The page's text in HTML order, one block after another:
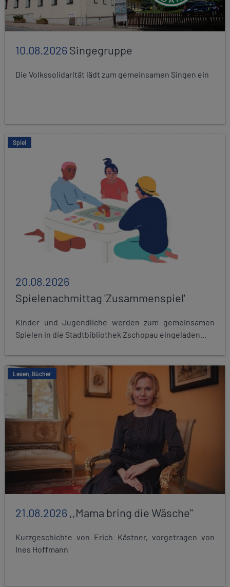
10.08.2026Singegruppe
Die Volkssolidarität lädt zum gemeinsamen Singen ein
Spiel
20.08.2026
Spielenachmittag 'Zusammenspiel'
Kinder und Jugendliche werden zum gemeinsamen
Spielen in die Stadtbibliothek Zschopau eingeladen...
Lesen, Bücher
21.08.2026 ,,Mama bring die Wäsche"
Kurzgeschichte von Erich Kästner, vorgetragen von
Ines Hoffmann